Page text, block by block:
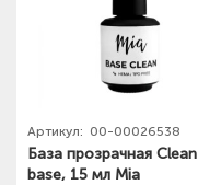
Артикул: 00-00026538
База прозрачная Clean
base, 15 мл Mia